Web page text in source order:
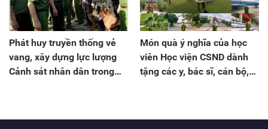
Phát huy truyền thống vẻ
vang, xây dựng lực lượng
Cảnh sát nhân dân trong
Món quà ý nghĩa của học
viên Học viện CSND dành
tặng các y, bác sĩ, cán bộ,